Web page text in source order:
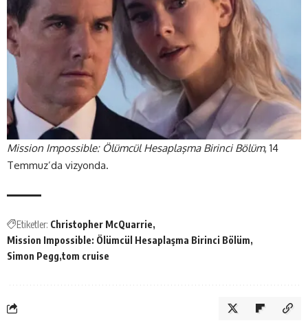
Mission Impossible: Ölümcül Hesaplaşma Birinci Bölüm, 14
Temmuz’da vizyonda.
Etiketler: Christopher McQuarrie
Mission Impossible: Ölümcül Hesaplaşma Birinci Bölüm
Simon Pegg tom cruise